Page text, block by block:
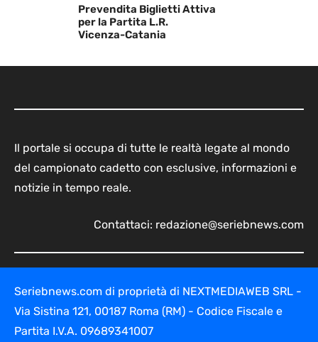
Prevendita Biglietti Attiva
per la Partita L.R.
Vicenza-Catania
Il portale si occupa di tutte le realtà legate al mondo
del campionato cadetto con esclusive, informazioni e
notizie in tempo reale.
Contattaci: redazione@seriebnews.com
Seriebnews.com di proprietà di NEXTMEDIAWEB SRL -
Via Sistina 121, 00187 Roma (RM) - Codice Fiscale e
Partita I.V.A. 09689341007